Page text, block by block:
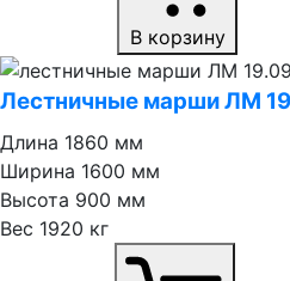
В корзину
Лестничные марши ЛМ
Длина 1860 мм
Ширина 1600 мм
Высота 900 мм
Вес 1920 кг